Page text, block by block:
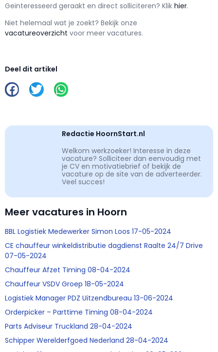
Geïnteresseerd geraakt en direct solliciteren? Klik hier.
Niet helemaal wat je zoekt? Bekijk onze
vacatureoverzicht voor meer vacatures.
Deel dit artikel
Redactie HoornStart.nl
Welkom werkzoeker! Interesse in deze
vacature? Solliciteer dan eenvoudig met
je CV en motivatiebrief of bekijk de
vacature op de site van de adverteerder.
Veel succes!
Meer vacatures in Hoorn
BBL Logistiek Medewerker Simon Loos 17-05-2024
CE chauffeur winkeldistributie dagdienst Raalte 24/7 Drive
07-05-2024
Chauffeur Afzet Timing 08-04-2024
Chauffeur VSDV Groep 18-05-2024
Logistiek Manager PDZ Uitzendbureau 13-06-2024
Orderpicker – Parttime Timing 08-04-2024
Parts Adviseur Truckland 28-04-2024
Schipper Werelderfgoed Nederland 28-04-2024